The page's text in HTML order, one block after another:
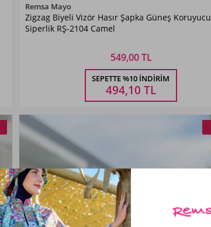
Camel
Beden Seçiniz
STANDART
Remsa Mayo
Zigzag Biyeli Vizör Hasır Şapka Güneş Koruyucu
Siperlik RŞ-2104 Camel
549,00 TL
SEPETTE %10 İNDIRIM
494,10 TL